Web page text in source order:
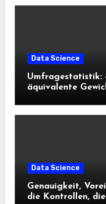
Data Science
Umfragestatistik:
äquivalente
Data Science
Genauigkeit,
die Kontrollen,